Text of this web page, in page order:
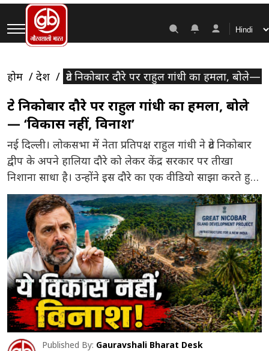
होम देश ग्रेट निकोबार दौरे पर राहुल गांधी का हमला, बोले—
ग्रेट निकोबार दौरे पर राहुल गांधी का हमला, बोले
— ‘विकास नहीं, विनाश’
नई दिल्ली। लोकसभा में नेता प्रतिपक्ष राहुल गांधी ने ग्रेट निकोबार
द्वीप के अपने हालिया दौरे को लेकर केंद्र सरकार पर तीखा
निशाना साधा है। उन्होंने इस दौरे का एक वीडियो साझा करते हुए
कहा कि जिस परियोजना को सरकार विकास के रूप में प्रस्तुत
कर रही है, वह वास्तव में पर्यावरण और स्थानीय समुदायों […]
Published By: Gauravshali Bharat Desk